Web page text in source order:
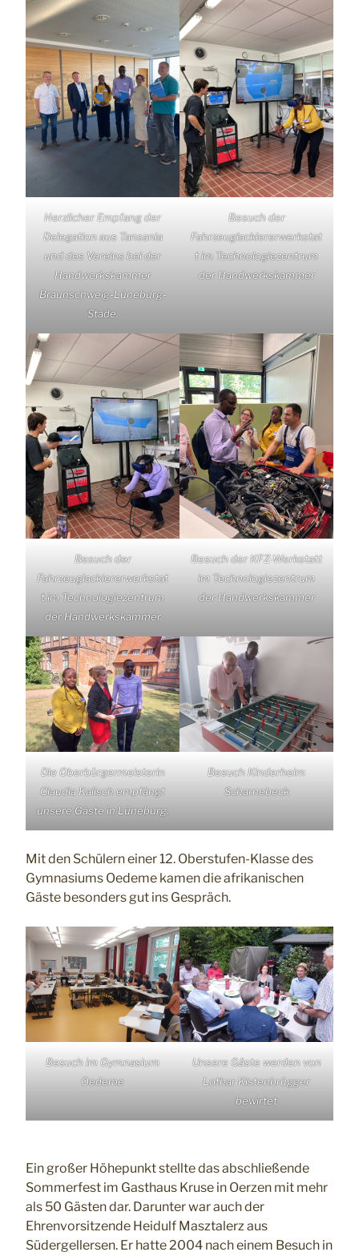
Herzlicher Empfang der
Delegation aus Tansania
und des Vereins bei der
Handwerkskammer
Braunschweig-Lüneburg-
Stade.
Besuch der
Fahrzeuglackiererwerkstat
t im Technologiezentrum
der Handwerkskammer
Besuch der
Fahrzeuglackiererwerkstat
t im Technologiezentrum
der Handwerkskammer
Besuch der KFZ-Werkstatt
im Technologiezentrum
der Handwerkskammer
Die Oberbürgermeisterin
Claudia Kalisch empfängt
unsere Gäste in Lüneburg.
Besuch Kinderheim
Scharnebeck
Mit den Schülern einer 12. Oberstufen-Klasse des
Gymnasiums Oedeme kamen die afrikanischen
Gäste besonders gut ins Gespräch.
Besuch im Gymnasium
Oedeme
Unsere Gäste werden von
Lothar Kistenbrügger
bewirtet
Ein großer Höhepunkt stellte das abschließende
Sommerfest im Gasthaus Kruse in Oerzen mit mehr
als 50 Gästen dar. Darunter war auch der
Ehrenvorsitzende Heidulf Masztalerz aus
Südergellersen. Er hatte 2004 nach einem Besuch in